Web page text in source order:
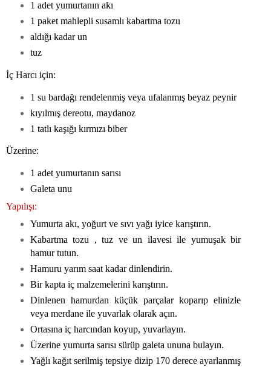
1 adet yumurtanın akı
1 paket mahlepli susamlı kabartma tozu
aldığı kadar un
tuz
İç Harcı için:
1 su bardağı rendelenmiş veya ufalanmış beyaz peynir
kıyılmış dereotu, maydanoz
1 tatlı kaşığı kırmızı biber
Üzerine:
1 adet yumurtanın sarısı
Galeta unu
Yapılışı:
Yumurta akı, yoğurt ve sıvı yağı iyice karıştırın.
Kabartma tozu , tuz ve un ilavesi ile yumuşak bir
hamur tutun.
Hamuru yarım saat kadar dinlendirin.
Bir kapta iç malzemelerini karıştırın.
Dinlenen hamurdan küçük parçalar koparıp elinizle
veya merdane ile yuvarlak olarak açın.
Ortasına iç harcından koyup, yuvarlayın.
Üzerine yumurta sarısı sürüp galeta ununa bulayın.
Yağlı kağıt serilmiş tepsiye dizip 170 derece ayarlanmış